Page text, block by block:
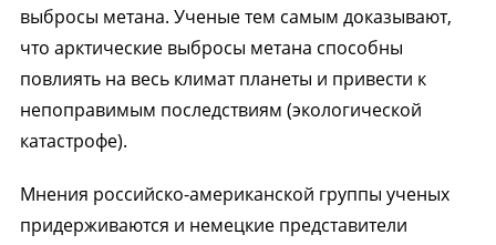
выбросы метана. Ученые тем самым доказывают,
что арктические выбросы метана способны
повлиять на весь климат планеты и привести к
непоправимым последствиям (экологической
катастрофе).
Мнения российско-американской группы ученых
придерживаются и немецкие представители